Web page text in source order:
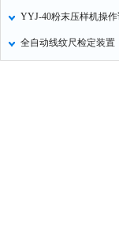
YYJ-40粉末压样机操作
全自动线纹尺检定装置